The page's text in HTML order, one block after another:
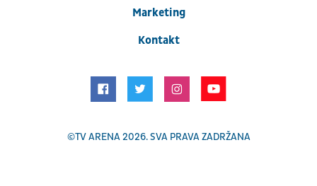
Marketing
Kontakt
©TV ARENA2026. SVA PRAVA ZADRŽANA